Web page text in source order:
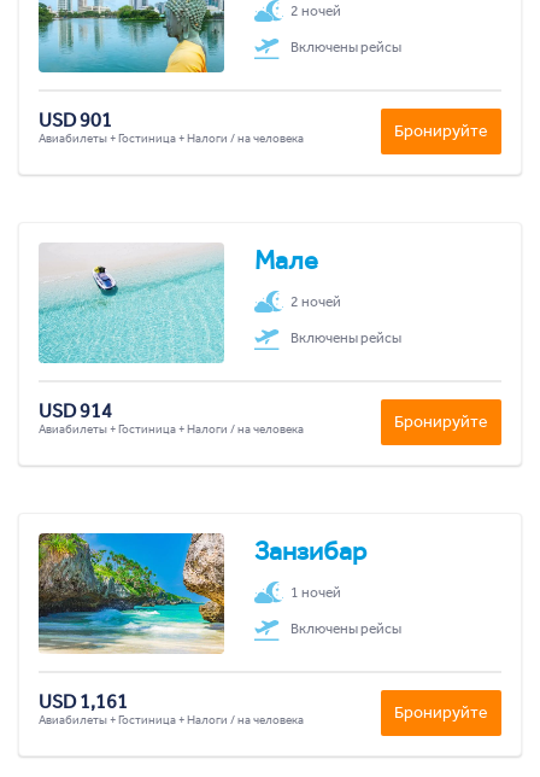
2 ночей
Включены рейсы
USD 901
Авиабилеты + Гостиница + Налоги / на человека Бронируйте
Мале
2 ночей
Включены рейсы
USD 914
Авиабилеты + Гостиница + Налоги / на человека Бронируйте
Занзибар
1 ночей
Включены рейсы
USD 1,161
Авиабилеты + Гостиница + Налоги / на человека Бронируйте